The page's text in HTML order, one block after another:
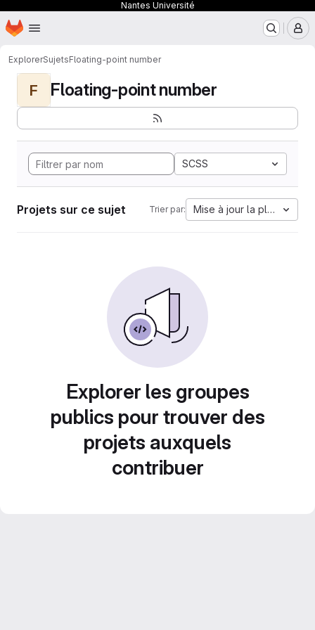
Nantes Université
Passer au contenu principal
Page d'accueil
ExplorerSujetsFloating-point number
F Floating-point number
SCSS
Projets sur ce sujet Trier par: Mise à jour la plus
Explorer les groupes
publics pour trouver des
projets auxquels
contribuer